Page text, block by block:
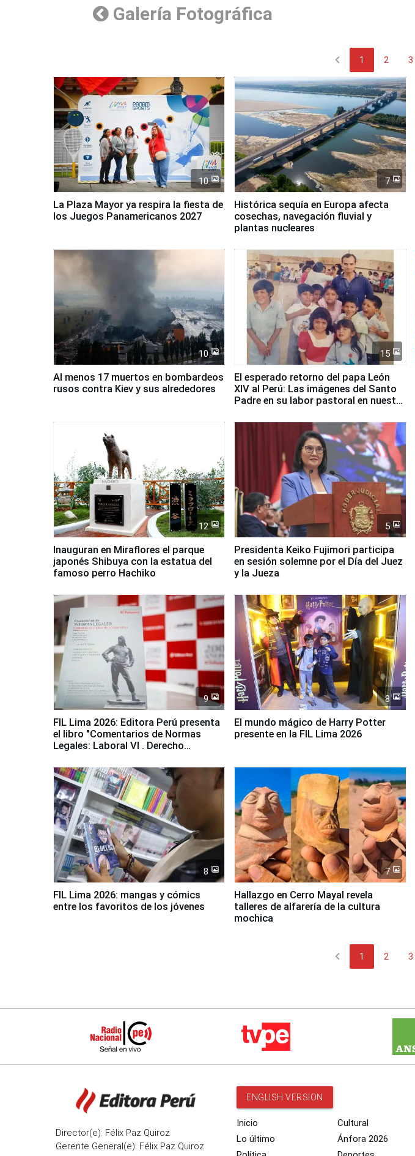
Galería Fotográfica
chevron_left 1 2 3
10
La Plaza Mayor ya respira la fiesta de
los Juegos Panamericanos 2027
7
Histórica sequía en Europa afecta
cosechas, navegación fluvial y
plantas nucleares
10
Al menos 17 muertos en bombardeos
rusos contra Kiev y sus alrededores
15
El esperado retorno del papa León
XIV al Perú: Las imágenes del Santo
Padre en su labor pastoral en nuestro
12
Inauguran en Miraflores el parque
japonés Shibuya con la estatua del
famoso perro Hachiko
5
Presidenta Keiko Fujimori participa
en sesión solemne por el Día del Juez
y la Jueza
9
FIL Lima 2026: Editora Perú presenta
el libro "Comentarios de Normas
Legales: Laboral Vl . Derecho
8
El mundo mágico de Harry Potter
presente en la FIL Lima 2026
8
FIL Lima 2026: mangas y cómics
entre los favoritos de los jóvenes
7
Hallazgo en Cerro Mayal revela
talleres de alfarería de la cultura
mochica
chevron_left 1 2 3
Director(e): Félix Paz Quiroz
Gerente General(e): Félix Paz Quiroz
ENGLISH VERSION
Inicio
Lo último
Cultural
Ánfora 2026